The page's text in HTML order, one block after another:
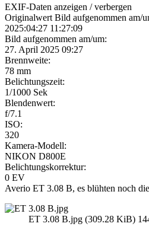
EXIF-Daten anzeigen / verbergen
Originalwert Bild aufgenommen am/
2025:04:27 11:27:09
Bild aufgenommen am/um:
27. April 2025 09:27
Brennweite:
78 mm
Belichtungszeit:
1/1000 Sek
Blendenwert:
f/7.1
ISO:
320
Kamera-Modell:
NIKON D800E
Belichtungskorrektur:
0 EV
Averio ET 3.08 B, es blühten noch
ET 3.08 B.jpg (309.28 KiB)